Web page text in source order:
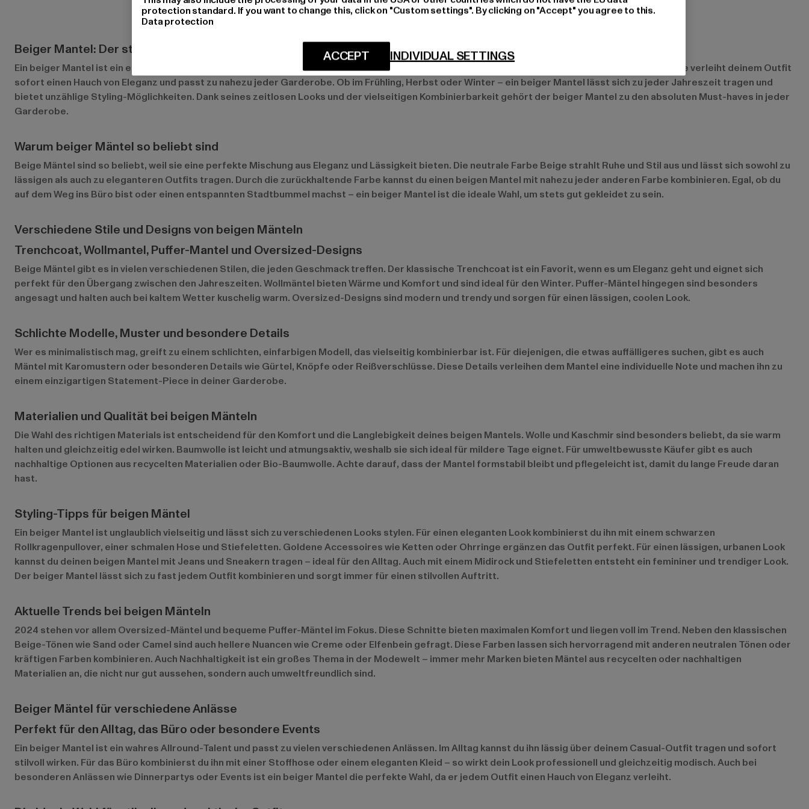
Beiger Mantel: Der stilvolle Klassiker für jede Jahreszeit
Ein beiger Mantel ist ein echter Klassiker in der Modewelt und das perfekte Kleidungsstück für stilbewusste Menschen. Die dezente, neutrale Farbe verleiht deinem Outfit
sofort einen Hauch von Eleganz und passt zu nahezu jeder Garderobe. Ob im Frühling, Herbst oder Winter – ein beiger Mantel lässt sich zu jeder Jahreszeit tragen und
bietet unzählige Styling-Möglichkeiten. Dank seines zeitlosen Looks und der vielseitigen Kombinierbarkeit gehört der beiger Mantel zu den absoluten Must-haves in jeder
Garderobe.
Warum beiger Mäntel so beliebt sind
Beige Mäntel sind so beliebt, weil sie eine perfekte Mischung aus Eleganz und Lässigkeit bieten. Die neutrale Farbe Beige strahlt Ruhe und Stil aus und lässt sich sowohl zu
lässigen als auch zu eleganteren Outfits tragen. Durch die zurückhaltende Farbe kannst du einen beigen Mantel mit nahezu jeder anderen Farbe kombinieren. Egal, ob du
auf dem Weg ins Büro bist oder einen entspannten Stadtbummel machst – ein beiger Mantel ist die ideale Wahl, um stets gut gekleidet zu sein.
Verschiedene Stile und Designs von beigen Mänteln
Trenchcoat, Wollmantel, Puffer-Mantel und Oversized-Designs
Beige Mäntel gibt es in vielen verschiedenen Stilen, die jeden Geschmack treffen. Der klassische Trenchcoat ist ein Favorit, wenn es um Eleganz geht und eignet sich
perfekt für den Übergang zwischen den Jahreszeiten. Wollmäntel bieten Wärme und Komfort und sind ideal für den Winter. Puffer-Mäntel hingegen sind besonders
angesagt und halten auch bei kaltem Wetter kuschelig warm. Oversized-Designs sind modern und trendy und sorgen für einen lässigen, coolen Look.
Schlichte Modelle, Muster und besondere Details
Wer es minimalistisch mag, greift zu einem schlichten, einfarbigen Modell, das vielseitig kombinierbar ist. Für diejenigen, die etwas auffälligeres suchen, gibt es auch
Mäntel mit Karomustern oder besonderen Details wie Gürtel, Knöpfe oder Reißverschlüsse. Diese Details verleihen dem Mantel eine individuelle Note und machen ihn zu
einem einzigartigen Statement-Piece in deiner Garderobe.
Materialien und Qualität bei beigen Mänteln
Die Wahl des richtigen Materials ist entscheidend für den Komfort und die Langlebigkeit deines beigen Mantels. Wolle und Kaschmir sind besonders beliebt, da sie warm
halten und gleichzeitig edel wirken. Baumwolle ist leicht und atmungsaktiv, weshalb sie sich ideal für mildere Tage eignet. Für umweltbewusste Käufer gibt es auch
nachhaltige Optionen aus recycelten Materialien oder Bio-Baumwolle. Achte darauf, dass der Mantel formstabil bleibt und pflegeleicht ist, damit du lange Freude daran
hast.
Styling-Tipps für beigen Mäntel
Ein beiger Mantel ist unglaublich vielseitig und lässt sich zu verschiedenen Looks stylen. Für einen eleganten Look kombinierst du ihn mit einem schwarzen
Rollkragenpullover, einer schmalen Hose und Stiefeletten. Goldene Accessoires wie Ketten oder Ohrringe ergänzen das Outfit perfekt. Für einen lässigen, urbanen Look
kannst du deinen beigen Mantel mit Jeans und Sneakern tragen – ideal für den Alltag. Auch mit einem Midirock und Stiefeletten entsteht ein femininer und trendiger Look.
Der beiger Mantel lässt sich zu fast jedem Outfit kombinieren und sorgt immer für einen stilvollen Auftritt.
Aktuelle Trends bei beigen Mänteln
2024 stehen vor allem Oversized-Mäntel und bequeme Puffer-Mäntel im Fokus. Diese Schnitte bieten maximalen Komfort und liegen voll im Trend. Neben den klassischen
Beige-Tönen wie Sand oder Camel sind auch hellere Nuancen wie Creme oder Elfenbein gefragt. Diese Farben lassen sich hervorragend mit anderen neutralen Tönen oder
kräftigen Farben kombinieren. Auch Nachhaltigkeit ist ein großes Thema in der Modewelt – immer mehr Marken bieten Mäntel aus recycelten oder nachhaltigen
Materialien an, die nicht nur gut aussehen, sondern auch umweltfreundlich sind.
Beiger Mäntel für verschiedene Anlässe
Perfekt für den Alltag, das Büro oder besondere Events
Ein beiger Mantel ist ein wahres Allround-Talent und passt zu vielen verschiedenen Anlässen. Im Alltag kannst du ihn lässig über deinem Casual-Outfit tragen und sofort
stilvoll wirken. Für das Büro kombinierst du ihn mit einer Stoffhose oder einem eleganten Kleid – so wirkt dein Look professionell und gleichzeitig modisch. Auch bei
besonderen Anlässen wie Dinnerpartys oder Events ist ein beiger Mantel die perfekte Wahl, da er jedem Outfit einen Hauch von Eleganz verleiht.
protection standard. If you want to change this, click on "Custom settings". By clicking on "Accept" you agree to this.
Data protection
INDIVIDUAL SETTINGS
ACCEPT